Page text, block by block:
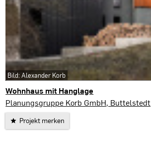
Wohnhaus mit Hanglage
Erfurt
Planungsgruppe Korb GmbH, Buttelstedt
Projekt merken
Bild: Alexander Korb